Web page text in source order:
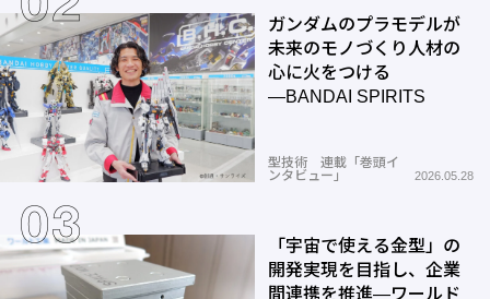
ガンダムのプラモデルが
未来のモノづくり人材の
心に火をつける
―BANDAI SPIRITS
型技術 連載「巻頭イ
ンタビュー」
2026.05.28
「宇宙で使える金型」の
開発実現を目指し、企業
間連携を推進―ワールド